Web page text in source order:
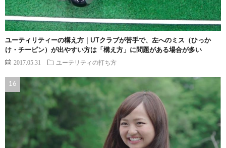
ユーティリティーの構え方｜UTクラブが苦手で、左へのミス（ひっか
け・チーピン）が出やすい方は「構え方」に問題がある場合が多い
2017.05.31 ユーテリティの打ち方